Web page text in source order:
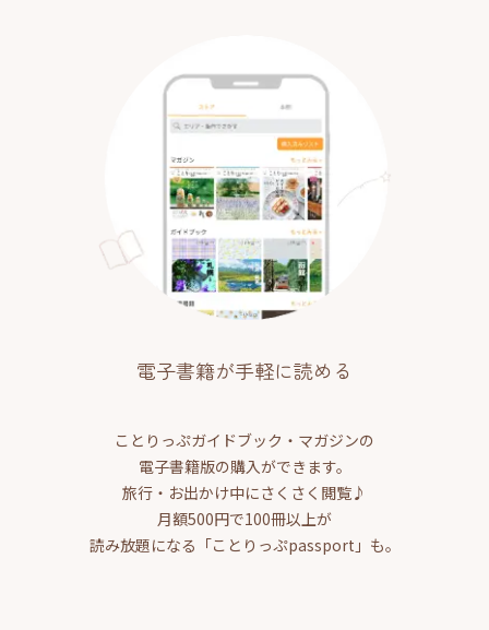
電子書籍が手軽に読める
ことりっぷガイドブック・マガジンの
電子書籍版の購入ができます。
旅行・お出かけ中にさくさく閲覧♪
月額500円で100冊以上が
読み放題になる「ことりっぷpassport」も。